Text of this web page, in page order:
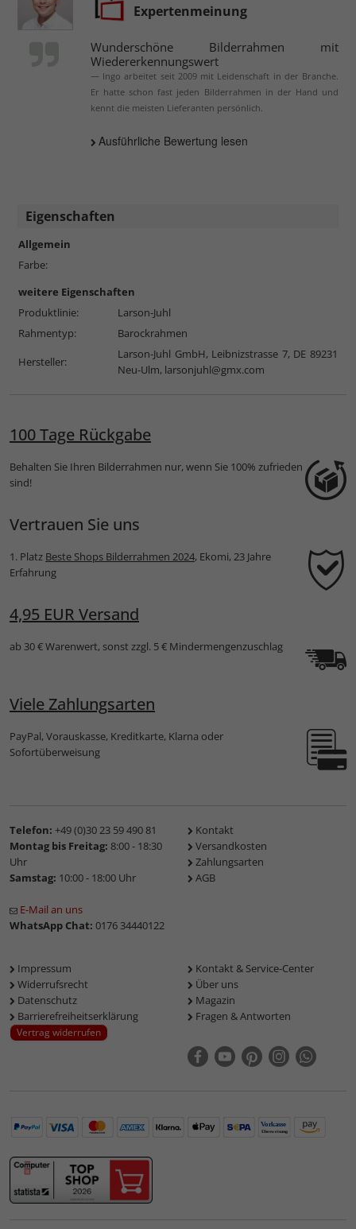
Expertenmeinung
Wunderschöne Bilderrahmen mit
Wiedererkennungswert
Ingo arbeitet seit 2009 mit Leidenschaft in der Branche.
Er hatte schon fast jeden Bilderrahmen in der Hand und
kennt die meisten Lieferanten persönlich.
Ausführliche Bewertung lesen
Eigenschaften
Allgemein
Farbe:
weitere Eigenschaften
Produktlinie:
Larson-Juhl
Rahmentyp:
Barockrahmen
Hersteller:
Larson-Juhl GmbH, Leibnizstrasse 7, DE 89231
Neu-Ulm, larsonjuhl@gmx.com
100 Tage Rückgabe
Behalten Sie Ihren Bilderrahmen nur, wenn Sie 100% zufrieden
sind!
Vertrauen Sie uns
1. Platz Beste Shops Bilderrahmen 2024, Ekomi, 23 Jahre
Erfahrung
4,95 EUR Versand
ab 30 € Warenwert, sonst zzgl. 5 € Mindermengenzuschlag
Viele Zahlungsarten
PayPal, Vorauskasse, Kreditkarte, Klarna oder
Sofortüberweisung
Telefon: +49 (0)30 23 59 490 81
Montag bis Freitag: 8:00 - 18:30
Uhr
Samstag: 10:00 - 18:00 Uhr
E-Mail an uns
WhatsApp Chat: 0176 34440122
Kontakt
Versandkosten
Zahlungsarten
AGB
Impressum
Widerrufsrecht
Datenschutz
Barrierefreiheitserklärung
Vertrag widerrufen
Kontakt & Service-Center
Über uns
Magazin
Fragen & Antworten